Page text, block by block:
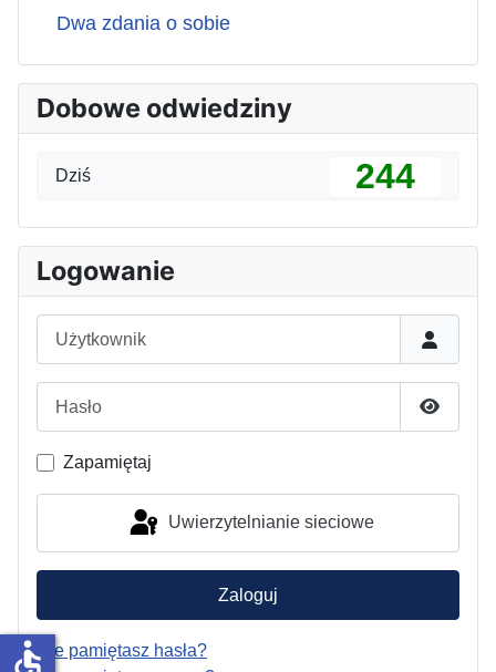
Dwa zdania o sobie
Dobowe odwiedziny
Dziś 244
Logowanie
Pokaż
Zapamiętaj
Uwierzytelnianie sieciowe
Zaloguj
Nie pamiętasz hasła?
accessible